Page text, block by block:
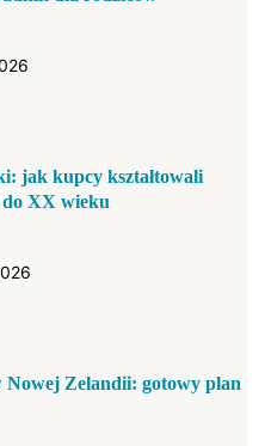
jak kupcy kształtowali
do XX wieku
Nowej Zelandii: gotowy plan